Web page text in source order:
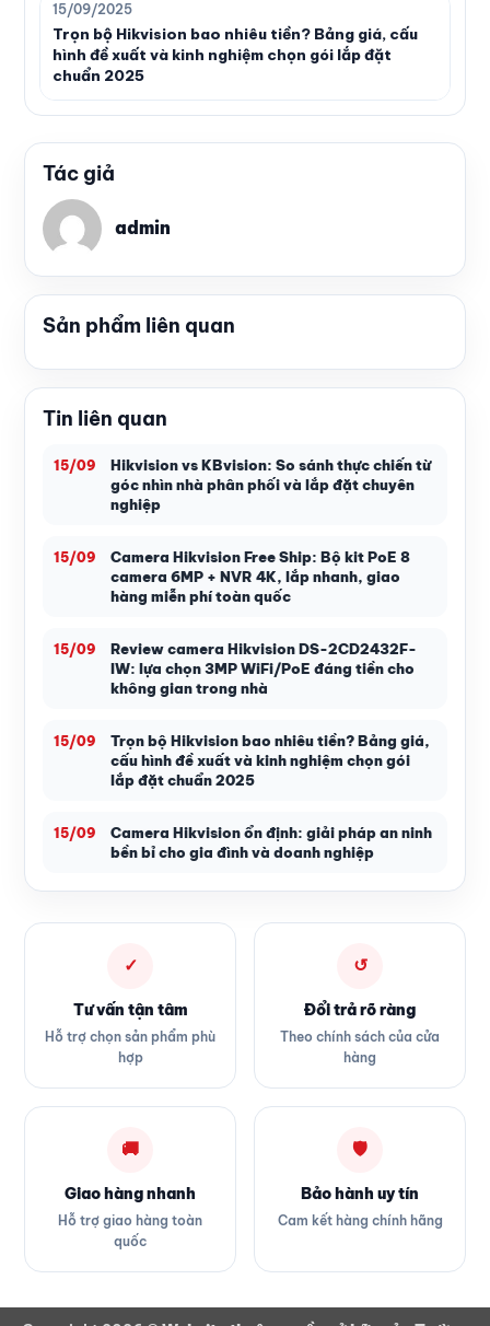
15/09/2025
Trọn bộ Hikvision bao nhiêu tiền? Bảng giá, cấu
hình đề xuất và kinh nghiệm chọn gói lắp đặt
chuẩn 2025
Tác giả
admin
Sản phẩm liên quan
Tin liên quan
15/09
Hikvision vs KBvision: So sánh thực chiến từ
góc nhìn nhà phân phối và lắp đặt chuyên
nghiệp
15/09
Camera Hikvision Free Ship: Bộ kit PoE 8
camera 6MP + NVR 4K, lắp nhanh, giao
hàng miễn phí toàn quốc
15/09
Review camera Hikvision DS-2CD2432F-
IW: lựa chọn 3MP WiFi/PoE đáng tiền cho
không gian trong nhà
15/09
Trọn bộ Hikvision bao nhiêu tiền? Bảng giá,
cấu hình đề xuất và kinh nghiệm chọn gói
lắp đặt chuẩn 2025
15/09
Camera Hikvision ổn định: giải pháp an ninh
bền bỉ cho gia đình và doanh nghiệp
✓
Tư vấn tận tâm
Hỗ trợ chọn sản phẩm phù
hợp
↺
Đổi trả rõ ràng
Theo chính sách của cửa
hàng
🚚
Giao hàng nhanh
Hỗ trợ giao hàng toàn
quốc
🛡
Bảo hành uy tín
Cam kết hàng chính hãng